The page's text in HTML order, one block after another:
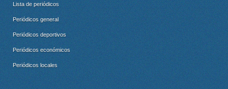
Lista de periódicos
Periódicos general
Periódicos deportivos
Periódicos económicos
Periódicos locales